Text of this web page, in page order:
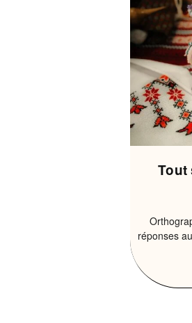
Tout
réponses